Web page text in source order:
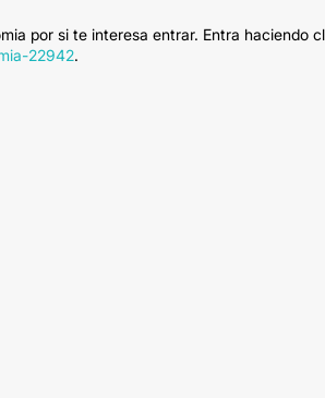
por si te interesa entrar. Entra haciendo
22942.